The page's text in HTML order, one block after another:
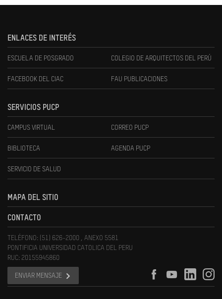
ENLACES DE INTERÉS
ESCUELA DE POSGRADO COLEGIO DE ARQUITECTOS DEL PERÚ
FACEBOOK DEL CIAC FAU PUBLICACIONES
SERVICIOS PUCP
CAMPUS VIRTUAL CORREO PUCP
BIBLIOTECA AGENDA PUCP
SERVICIO DE SALUD
MAPA DEL SITIO
CONTACTO
TELÉFONO: (51) 626-2000 , ANEXO 5581
PONTIFICIA UNIVERSIDAD CATOLICA DEL PERU
RUC: 20155945860
ENVIAR MENSAJE